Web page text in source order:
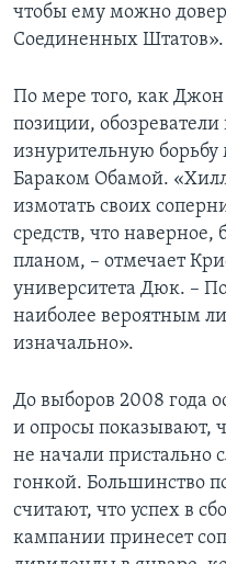
чтобы ему можно
Соединенных Штатов».
По мере того, как Джон
позиции,
изнурительную
Бараком Обамой.
измотать своих
средств, что
планом, – отмечает
университета Дюк. –
наиболее вероятным
изначально».
До выборов 2008 года
и опросы показывают,
не начали пристально
гонкой. Большинство
считают, что успех в
кампании принесет